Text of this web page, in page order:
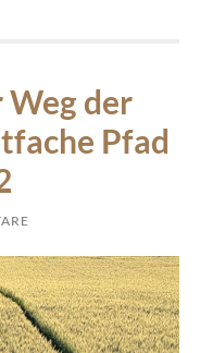
Weg der
Pfad